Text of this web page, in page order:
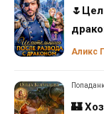
Аликс
🏰